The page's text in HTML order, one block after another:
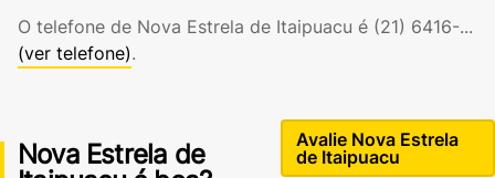
O telefone de Nova Estrela de Itaipuacu é (21) 6416-...
(ver telefone).
Nova Estrela de
Avalie Nova Estrela
de Itaipuacu